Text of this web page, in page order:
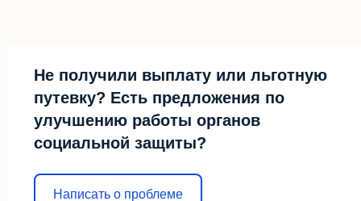
Не получили выплату или льготную
путевку? Есть предложения по
улучшению работы органов
социальной защиты?
Написать о проблеме